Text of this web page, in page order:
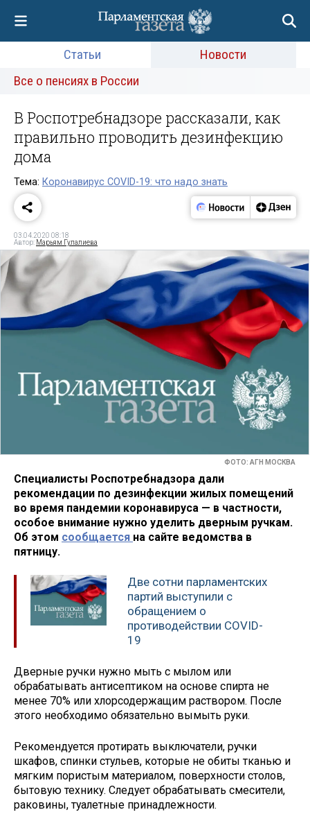
Статьи
Новости
Все о пенсиях в России
В Роспотребнадзоре рассказали, как
правильно проводить дезинфекцию
дома
Тема: Коронавирус COVID-19: что надо знать
03.04.2020 08:18
Автор: Марьям Гулалиева
ФОТО: АГН МОСКВА
Специалисты Роспотребнадзора дали
рекомендации по дезинфекции жилых помещений
во время пандемии коронавируса — в частности,
особое внимание нужно уделить дверным ручкам.
Об этом сообщается на сайте ведомства в
пятницу.
Две сотни парламентских
партий выступили с
обращением о
противодействии COVID-
19
Дверные ручки нужно мыть с мылом или
обрабатывать антисептиком на основе спирта не
менее 70% или хлорсодержащим раствором. После
этого необходимо обязательно вымыть руки.
Рекомендуется протирать выключатели, ручки
шкафов, спинки стульев, которые не обиты тканью и
мягким пористым материалом, поверхности столов,
бытовую технику. Следует обрабатывать смесители,
раковины, туалетные принадлежности.